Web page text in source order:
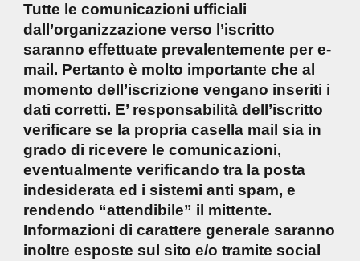
Tutte le comunicazioni ufficiali
dall’organizzazione verso l’iscritto
saranno effettuate prevalentemente per e-
mail. Pertanto è molto importante che al
momento dell’iscrizione vengano inseriti i
dati corretti. E’ responsabilità dell’iscritto
verificare se la propria casella mail sia in
grado di ricevere le comunicazioni,
eventualmente verificando tra la posta
indesiderata ed i sistemi anti spam, e
rendendo “attendibile” il mittente.
Informazioni di carattere generale saranno
inoltre esposte sul sito e/o tramite social